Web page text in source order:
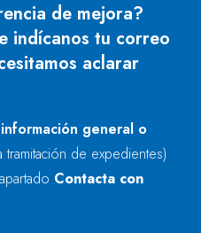
de mejora?
indícanos tu correo
aclarar
información general o
tramitación de expedientes)
Contacta con